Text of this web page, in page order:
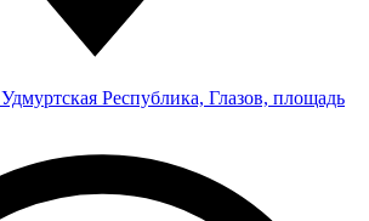
Удмуртская Республика, Глазов, площадь